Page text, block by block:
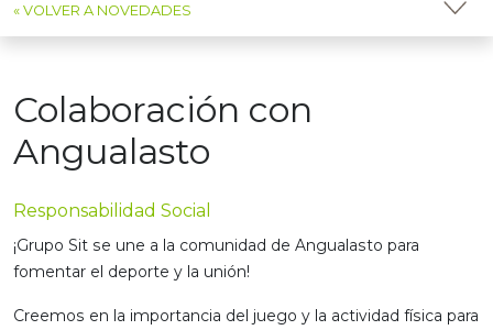
« VOLVER A NOVEDADES
Colaboración con
Angualasto
Responsabilidad Social
¡Grupo Sit se une a la comunidad de Angualasto para
fomentar el deporte y la unión!
Creemos en la importancia del juego y la actividad física para